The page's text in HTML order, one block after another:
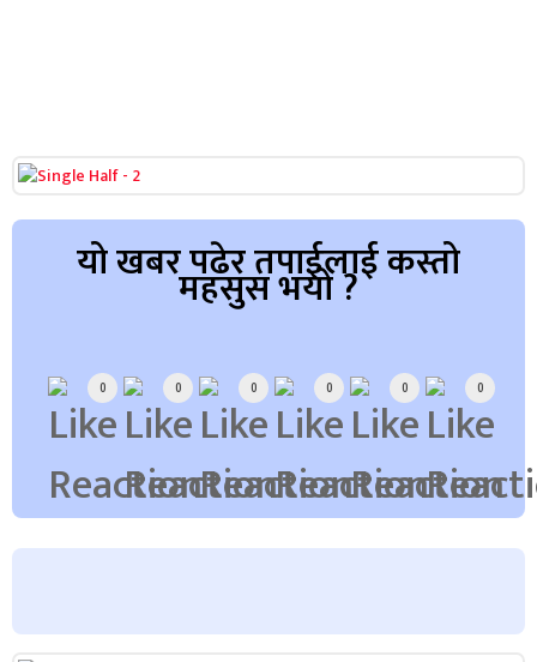
यो खबर पढेर तपाईलाई कस्तो
महसुस भयो ?
0 0 0 0 0 0